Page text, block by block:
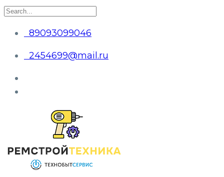
89093099046
2454699@mail.ru